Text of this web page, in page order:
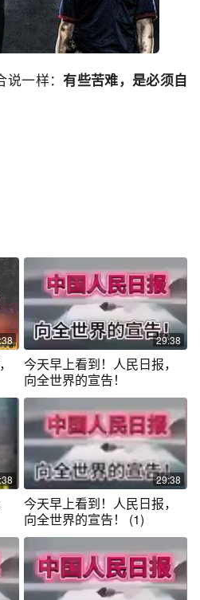
说一样：有些苦难，是必须自
29:38
今天早上看到！人民日报，
向全世界的宣告！
29:38
今天早上看到！人民日报，
向全世界的宣告！ (1)